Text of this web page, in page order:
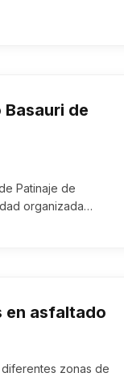
de
Patinaje de
organizada…
en asfaltado
zonas de